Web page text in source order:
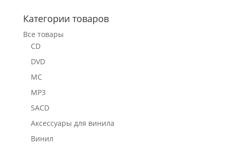
Категории товаров
Все товары
CD
DVD
MC
MP3
SACD
Аксессуары для винила
Винил